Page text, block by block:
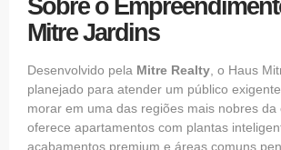
Sobre o
Mitre Jardins
Desenvolvido pela Mitre Realty , o Haus
planejado para atender um público
morar em uma das regiões mais nobres da
oferece apartamentos com plantas
acabamentos premium e áreas comuns